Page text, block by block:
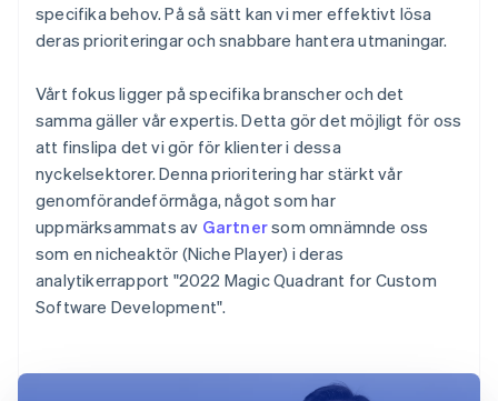
specifika behov. På så sätt kan vi mer effektivt lösa
deras prioriteringar och snabbare hantera utmaningar.
Vårt fokus ligger på specifika branscher och det
samma gäller vår expertis. Detta gör det möjligt för oss
att finslipa det vi gör för klienter i dessa
nyckelsektorer. Denna prioritering har stärkt vår
genomförandeförmåga, något som har
uppmärksammats av Gartnersom omnämnde oss
som en nicheaktör (Niche Player) i deras
analytikerrapport "2022 Magic Quadrant for Custom
Software Development".